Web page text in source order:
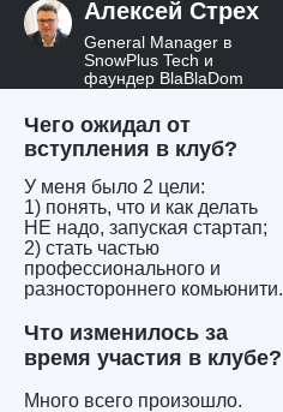
Алексей Стрех
General Manager в
SnowPlus Tech и
фаундер BlaBlaDom
Чего ожидал от
вступления в клуб?
У меня было 2 цели:
1) понять, что и как делать
НЕ надо, запуская стартап;
2) стать частью
профессионального и
разностороннего комьюнити.
Много всего произошло.
Что изменилось за
время участия в клубе?